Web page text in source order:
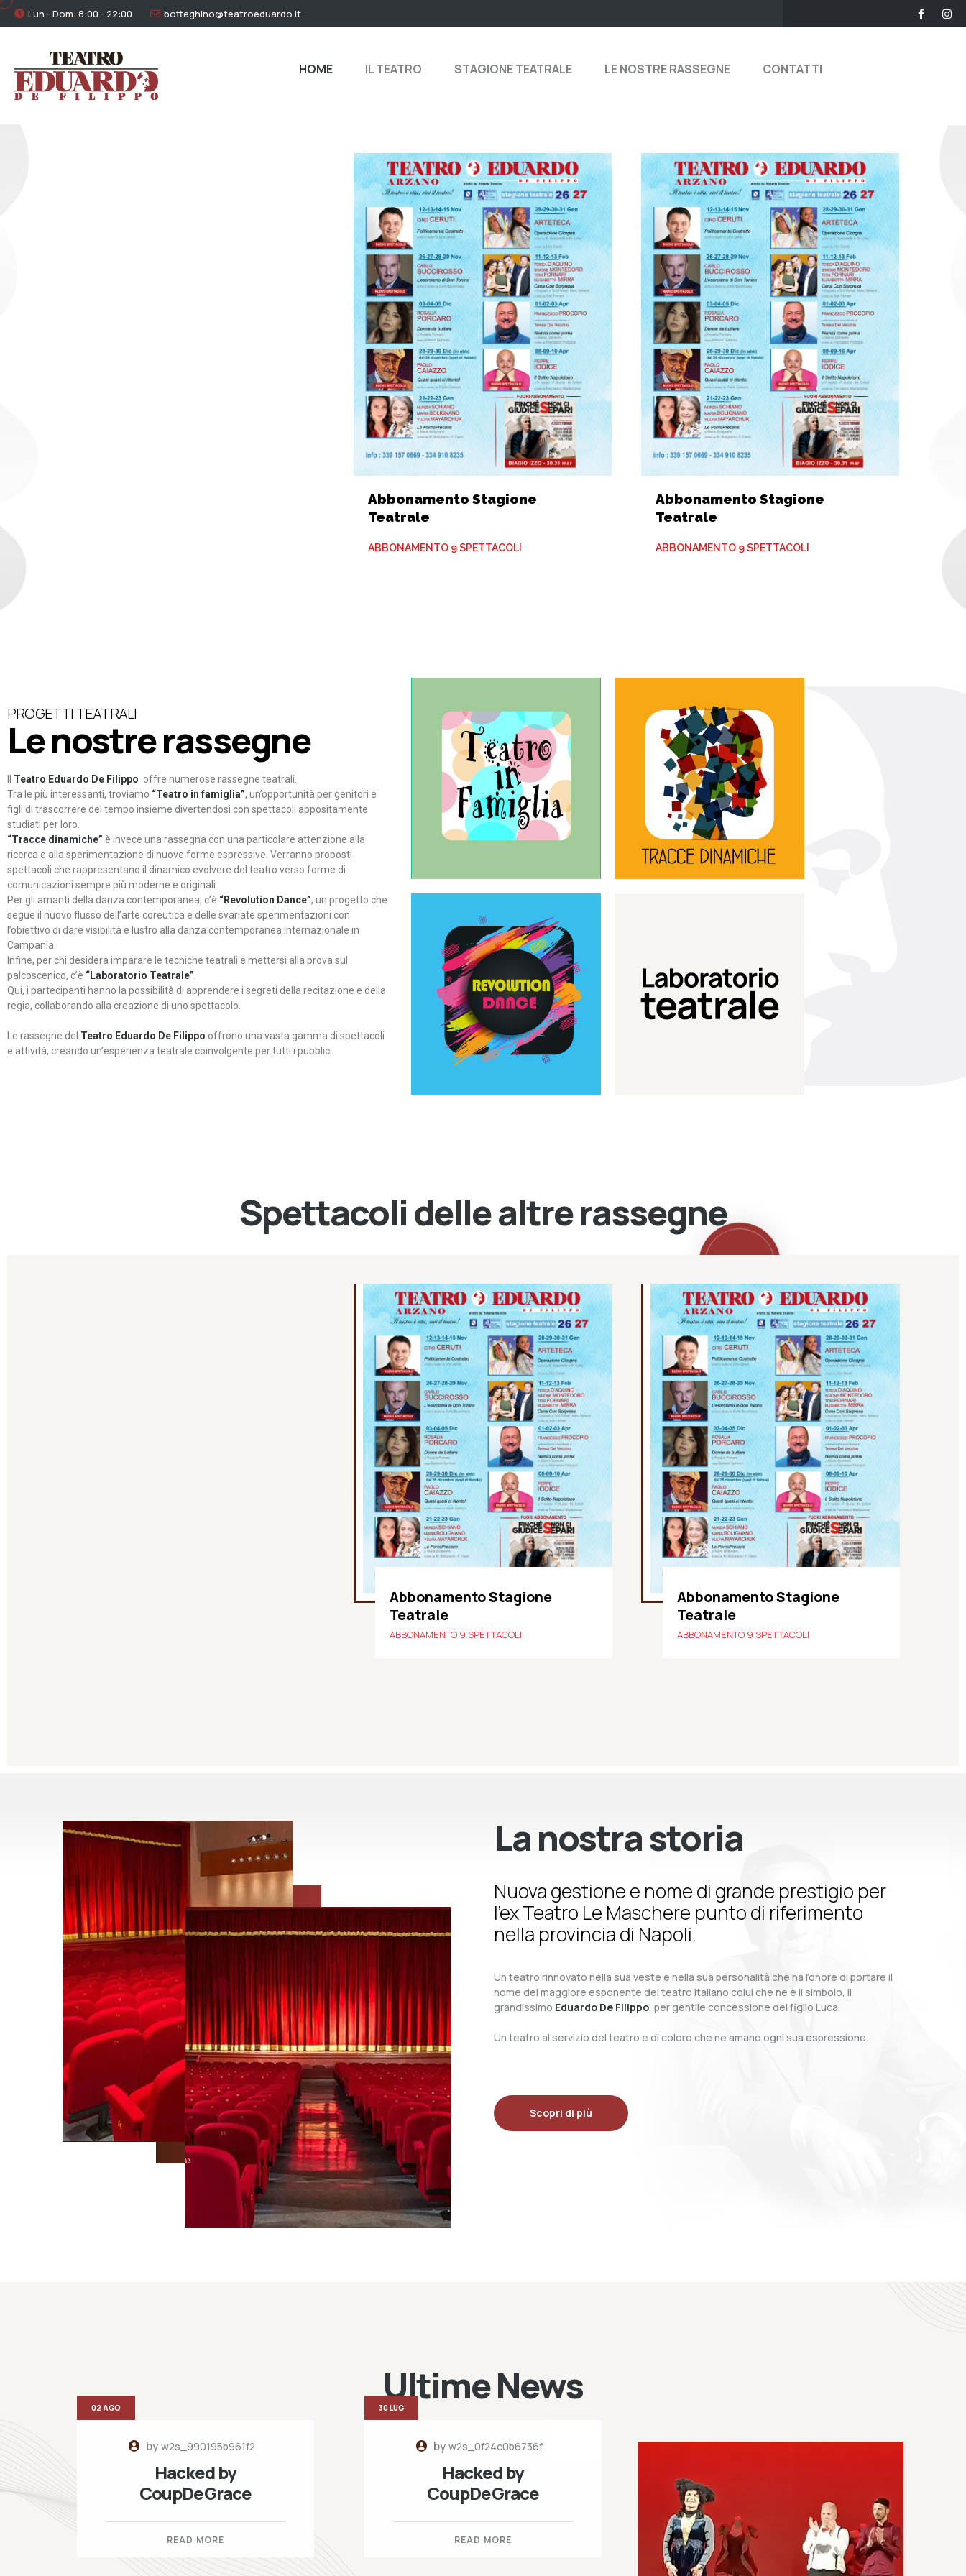
Lun - Dom: 8:00 - 22:00 botteghino@teatroeduardo.it
HOME IL TEATRO STAGIONE TEATRALE LE NOSTRE RASSEGNE CONTATTI
Abbonamento Stagione
Teatrale
ABBONAMENTO 9 SPETTACOLI
Abbonamento Stagione
Teatrale
ABBONAMENTO 9 SPETTACOLI
PROGETTI TEATRALI
Le nostre rassegne
Teatro Eduardo De Filippo offre numerose rassegne teatrali.
Tra le più interessanti, troviamo “Teatro in famiglia”, un’opportunità per genitori e
figli di trascorrere del tempo insieme divertendosi con spettacoli appositamente
studiati per loro.
“Tracce dinamiche” è invece una rassegna con una particolare attenzione alla
ricerca e alla sperimentazione di nuove forme espressive. Verranno proposti
spettacoli che rappresentano il dinamico evolvere del teatro verso forme di
comunicazioni sempre più moderne e originali
Per gli amanti della danza contemporanea, c’è “Revolution Dance”, un progetto che
segue il nuovo flusso dell’arte coreutica e delle svariate sperimentazioni con
l’obiettivo di dare visibilità e lustro alla danza contemporanea internazionale in
Campania.
Infine, per chi desidera imparare le tecniche teatrali e mettersi alla prova sul
palcoscenico, c’è “Laboratorio Teatrale”
Qui, i partecipanti hanno la possibilità di apprendere i segreti della recitazione e della
regia, collaborando alla creazione di uno spettacolo.
Le rassegne del Teatro Eduardo De Filippo offrono una vasta gamma di spettacoli
e attività, creando un’esperienza teatrale coinvolgente per tutti i pubblici.
Teatro in famiglia
Teatro In Famiglia è una
rassegna di teatro concepita
per far condividere e godere
del teatro all’intera famiglia.
Continua
Tracce dinamiche
Tracce Dinamiche è una
rassegna di teatro
d’innovazione e sperimentale.
Continua
Revolution Dance
Rassegna di danza
contemporanea – I Edizione
Continua
Laboratorio di teatro del
Teatro Eduardo de Filippo
Spettacoli delle altre rassegne
Abbonamento Stagione
Teatrale
ABBONAMENTO 9 SPETTACOLI
Abbonamento Stagione
Teatrale
ABBONAMENTO 9 SPETTACOLI
La nostra storia
Nuova gestione e nome di grande prestigio per
l’ex Teatro Le Maschere punto di riferimento
nella provincia di Napoli.
Un teatro rinnovato nella sua veste e nella sua personalità che ha l’onore di portare il
nome del maggiore esponente del teatro italiano colui che ne è il simbolo, il
grandissimo Eduardo De Filippo, per gentile concessione del figlio Luca.
Un teatro al servizio del teatro e di coloro che ne amano ogni sua espressione.
Scopri di più
Ultime News
byw2s_990195b961f2
Hacked by
CoupDeGrace
READ MORE
02 AGO
byw2s_0f24c0b6736f
Hacked by
CoupDeGrace
READ MORE
30 LUG